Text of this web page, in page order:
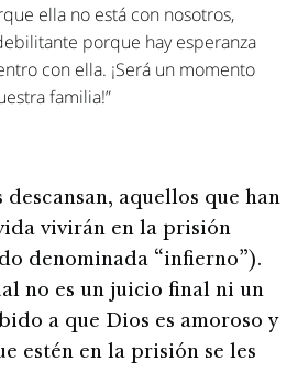
ella no está con nosotros,
porque hay esperanza
con ella. ¡Será un momento
familia!”
aquellos que han
vivirán en la prisión
denominada “infierno”).
no es un juicio final ni un
a que Dios es amoroso y
estén en la prisión se les